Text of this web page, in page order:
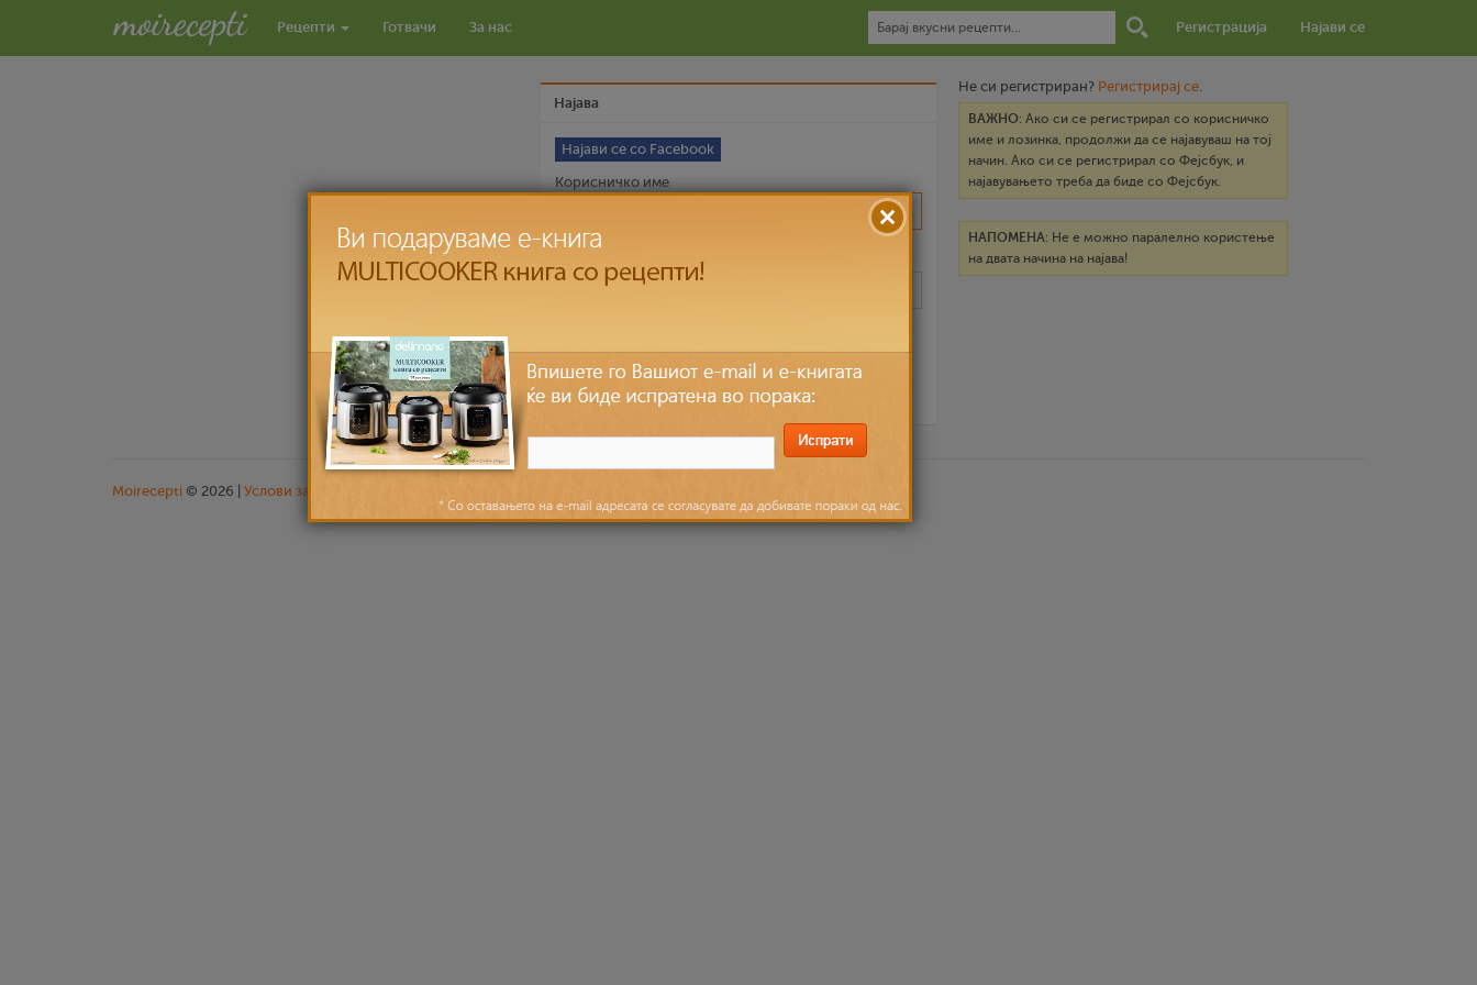
Рецепти Готвачи За нас Регистрација Најави се
Најава
Не си регистриран? Регистрирај се.
ВАЖНО: Ако си се регистрирал со корисничко
име и лозинка, продолжи да се најавуваш на тој
начин. Ако си се регистрирал со Фејсбук, и
најавувањето треба да биде со Фејсбук.
НАПОМЕНА: Не е можно паралелно користење
на двата начина на најава!
Најави се со Facebook
Корисничко име
Ја заборави лозинката?
Moirecepti © 2026 | Услови за користење